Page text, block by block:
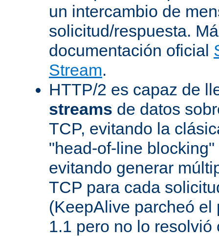
un intercambio de
solicitud/respuesta.
documentación oficial
Stream.
HTTP/2 es capaz de
streams de datos
TCP, evitando la
"head-of-line
evitando generar
TCP para cada
(KeepAlive parcheó el
1.1 pero no lo resolvió